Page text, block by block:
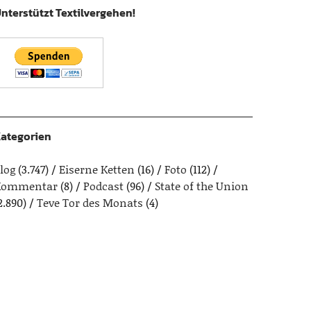
Textilvergehen!
(3.747) Eiserne Ketten (16) Foto (112)
(8) Podcast(96)
State of the Union
Teve Tor des Monats (4)